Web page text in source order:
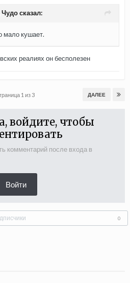
сказал:
мало кушает.
реалиях он бесполезен
ДАЛЕЕ
1 из 3
войдите, чтобы
комментарий после входа в
Войти
0